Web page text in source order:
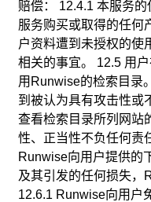
赔偿： 12.4.1 本服务
服务购买或取得的任何
户资料遭到未授权的使
相关的事宜。 12.5 用
用Runwise的检索目录
到被认为具有攻击性或
查看检索目录所列网站
性、正当性不负任何责
Runwise向用户提供的
及其引发的任何损失，
12.6.1 Runwise向用户